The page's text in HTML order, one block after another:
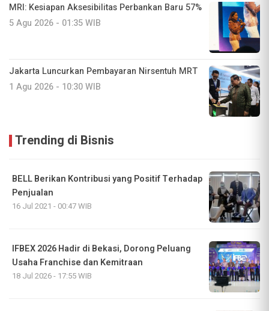
MRI: Kesiapan Aksesibilitas Perbankan Baru 57%
5 Agu 2026 - 01:35 WIB
Jakarta Luncurkan Pembayaran Nirsentuh MRT
1 Agu 2026 - 10:30 WIB
Trending di Bisnis
BELL Berikan Kontribusi yang Positif Terhadap
Penjualan
16 Jul 2021 - 00:47 WIB
IFBEX 2026 Hadir di Bekasi, Dorong Peluang
Usaha Franchise dan Kemitraan
18 Jul 2026 - 17:55 WIB